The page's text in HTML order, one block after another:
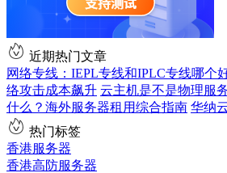
近期热门文章
网络专线：IEPL专线和IPLC专线哪个
络攻击成本飙升 云主机是不是物理服
什么？海外服务器租用综合指南 华纳
热门标签
香港服务器
香港高防服务器